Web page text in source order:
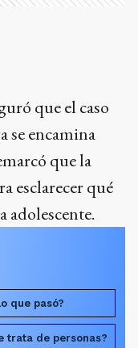
que el caso
se encamina
que la
esclarecer qué
adolescente.
que pasó?
trata de personas?